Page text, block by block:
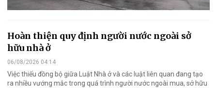
Hoàn thiện quy định người nước ngoài sở
hữu nhà ở
06/08/2026 04:14
Việc thiếu đồng bộ giữa Luật Nhà ở và các luật liên quan đang tạo
ra nhiều vướng mắc trong quá trình người nước ngoài mua, sở hữu